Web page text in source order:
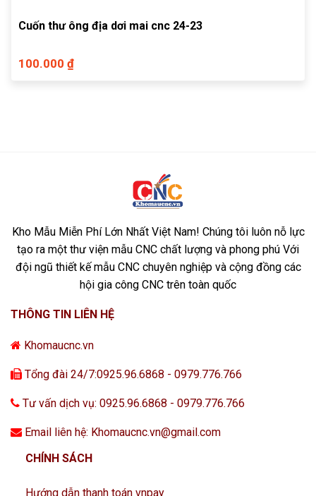
Cuốn thư ông địa dơi mai cnc 24-23
100.000 ₫
Kho Mẫu Miễn Phí Lớn Nhất Việt Nam! Chúng tôi luôn nỗ lực
tạo ra một thư viện mẫu CNC chất lượng và phong phú Với
đội ngũ thiết kế mẫu CNC chuyên nghiệp và cộng đồng các
hội gia công CNC trên toàn quốc
THÔNG TIN LIÊN HỆ
Khomaucnc.vn
Tổng đài 24/7:0925.96.6868 - 0979.776.766
Tư vấn dịch vụ: 0925.96.6868 - 0979.776.766
Email liên hệ: Khomaucnc.vn@gmail.com
CHÍNH SÁCH
Hướng dẫn thanh toán vnpay